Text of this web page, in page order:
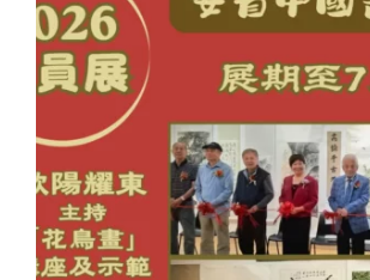
逐
連
任
正
式
啟
動
選
舉
工
程